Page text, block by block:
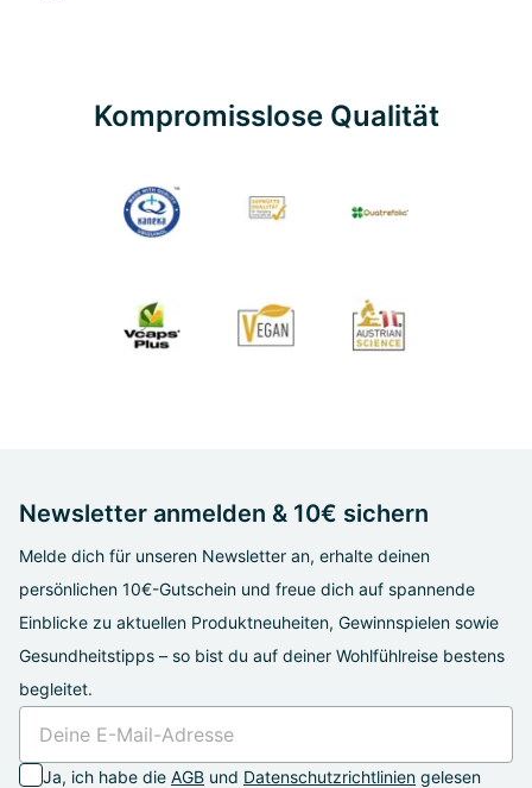
Kompromisslose Qualität
Newsletter anmelden & 10€ sichern
Melde dich für unseren Newsletter an, erhalte deinen
persönlichen 10€-Gutschein und freue dich auf spannende
Einblicke zu aktuellen Produktneuheiten, Gewinnspielen sowie
Gesundheitstipps – so bist du auf deiner Wohlfühlreise bestens
begleitet.
Ja, ich habe die AGB und Datenschutzrichtlinien gelesen